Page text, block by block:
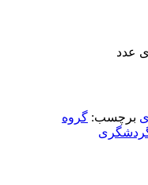
عدد
برچسب: گروه